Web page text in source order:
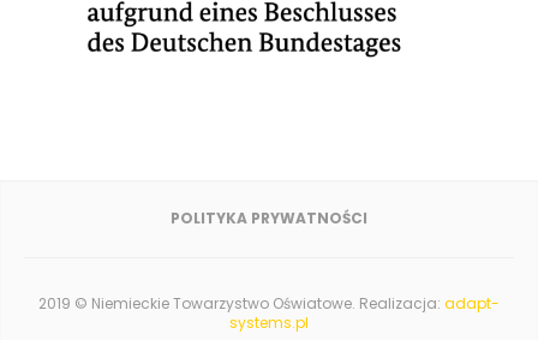
POLITYKA PRYWATNOŚCI
2019 © Niemieckie Towarzystwo Oświatowe. Realizacja: adapt-
systems.pl